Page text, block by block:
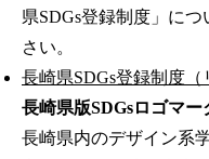
県SDGs登録制度」に
さい。
長崎県SDGs登録制度（
長崎県版SDGsロゴマー
長崎県内のデザイン系